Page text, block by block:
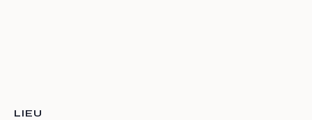
LIEU